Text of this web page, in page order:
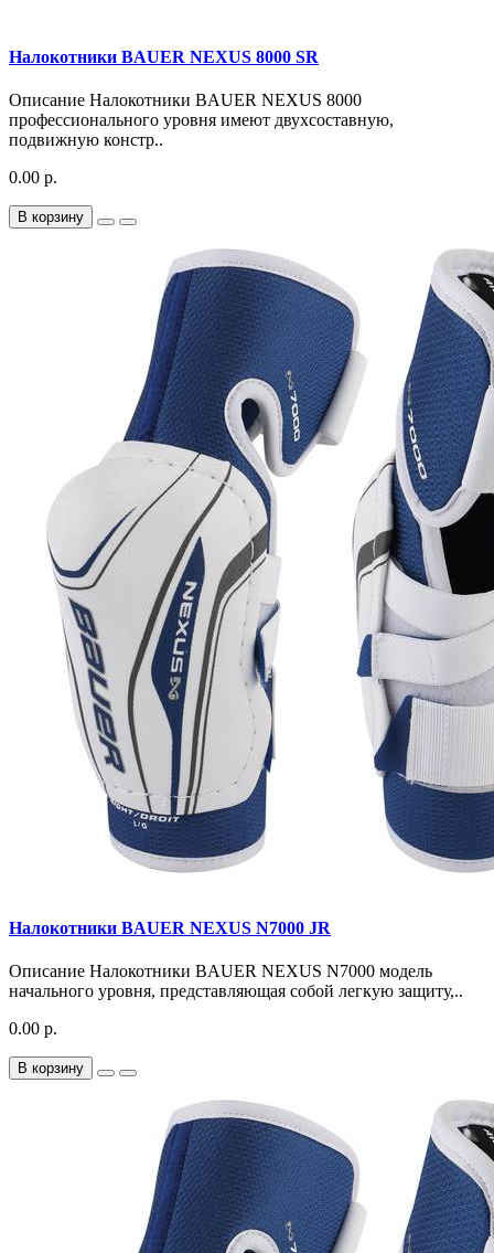
Налокотники BAUER NEXUS 8000 SR
Описание Налокотники BAUER NEXUS 8000
профессионального уровня имеют двухсоставную,
подвижную констр..
0.00 р.
В корзину
Налокотники BAUER NEXUS N7000 JR
Описание Налокотники BAUER NEXUS N7000 модель
начального уровня, представляющая собой легкую защиту,..
0.00 р.
В корзину